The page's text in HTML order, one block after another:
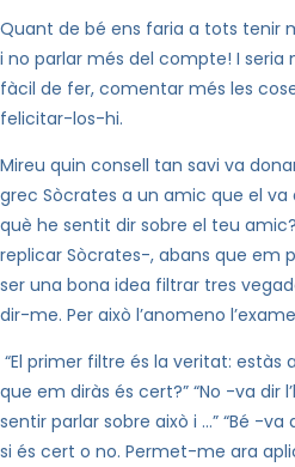
Quant de bé ens faria a tots tenir
i no parlar més del compte! I seria
fàcil de fer, comentar més les
felicitar-los-hi.
Mireu quin consell tan savi va
grec Sòcrates a un amic que el va
què he sentit dir sobre el teu
replicar Sòcrates-, abans que em
ser una bona idea filtrar tres
dir-me. Per això l’anomeno
“El primer filtre és la veritat:
que em diràs és cert?” “No -va dir
sentir parlar sobre això i …” “Bé -
si és cert o no. Permet-me ara